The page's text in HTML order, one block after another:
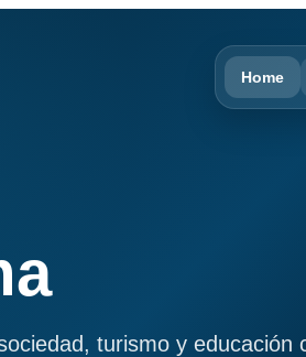
Home
turismo y educación